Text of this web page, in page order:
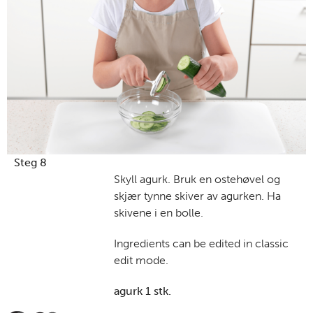
Steg 8
Skyll agurk. Bruk en ostehøvel og
skjær tynne skiver av agurken. Ha
skivene i en bolle.
Ingredients can be edited in classic
edit mode.
agurk 1 stk.